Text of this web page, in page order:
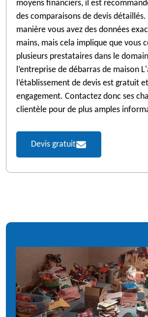
moyens financiers, il est
des comparaisons de devis
manière vous avez des données
mains, mais cela implique que vous
plusieurs prestataires dans le
l’entreprise de débarras de maison
l’établissement de devis est gratuit
engagement. Contactez donc ses
clientèle pour de plus amples
Devis gratuit